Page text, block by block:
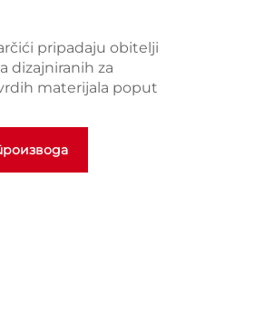
pripadaju obitelji
dizajniranih za
materijala poput